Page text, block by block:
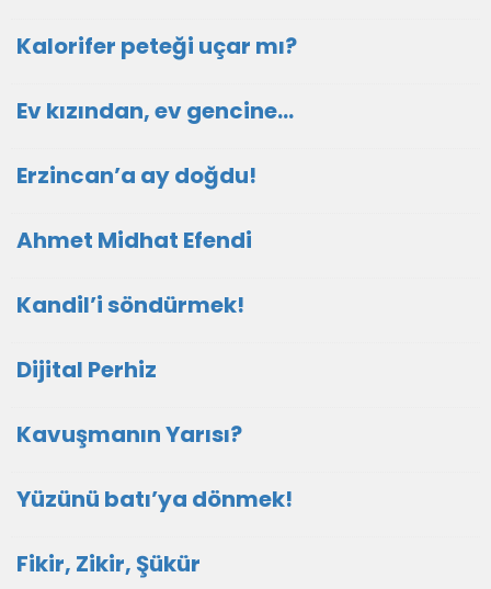
Kalorifer peteği uçar mı?
Ev kızından, ev gencine...
Erzincan’a ay doğdu!
Ahmet Midhat Efendi
Kandil’i söndürmek!
Dijital Perhiz
Kavuşmanın Yarısı?
Yüzünü batı’ya dönmek!
Fikir, Zikir, Şükür